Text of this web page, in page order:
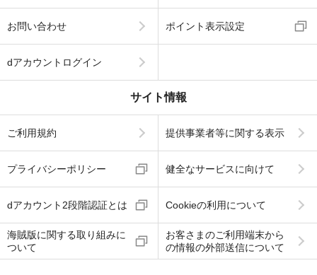
お問い合わせ ポイント表示設定
dアカウントログイン
サイト情報
ご利用規約 提供事業者等に関する表示
プライバシーポリシー 健全なサービスに向けて
dアカウント2段階認証とは Cookieの利用について
海賊版に関する取り組みに
ついて
お客さまのご利用端末から
の情報の外部送信について